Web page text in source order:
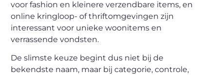
voor fashion en kleinere verzendbare items, en
online kringloop- of thriftomgevingen zijn
interessant voor unieke woonitems en
verrassende vondsten.
De slimste keuze begint dus niet bij de
bekendste naam, maar bij categorie, controle,